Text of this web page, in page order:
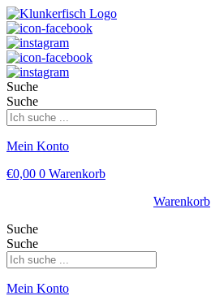
Suche
Suche
Mein Konto
€0,00 0 Warenkorb
Warenkorb
Suche
Suche
Mein Konto